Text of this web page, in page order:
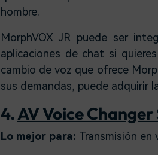
hombre.
MorphVOX JR puede ser
aplicaciones de chat si
cambio de voz que ofrece
sus demandas, puede adquirir
4.AV Voice
Lo mejor para: Transmisión en